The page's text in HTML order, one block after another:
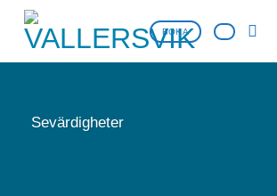
BOKA
Sevärdigheter